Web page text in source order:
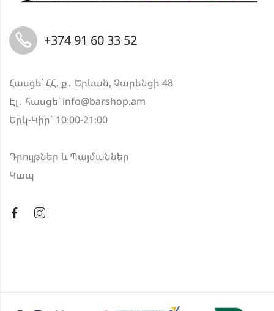
+374 91 60 33 52
Հասցե՝ ՀՀ, ք․ Երևան, Չարենցի 48
Էլ․ հասցե՝ info@barshop.am
Երկ-Կիր` 10։00-21։00
Դրույթներ և Պայմաններ
Կապ